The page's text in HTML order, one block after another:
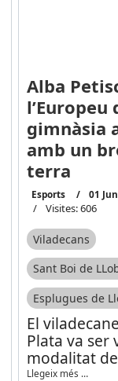
Alba
l’Europeu
gimnàsia
amb un
terra
Esports 01
Visites: 606
Viladecans
Sant Boi de
Esplugues de
El
Plata va ser
modalitat
Llegeix més …